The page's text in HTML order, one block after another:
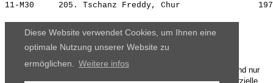
Diese Website verwendet Cookies, um Ihnen eine
optimale Nutzung unserer Website zu
ermöglichen.
Weitere infos
11-M30     205. Tschanz Freddy, Chur
Die Ergebnisse, das Bildmaterial und das weitere Datenmaterial sind nur
für den persönlichen Gebrauch zur Verfügung gestellt. Die kommerzielle